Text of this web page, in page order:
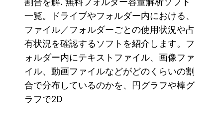
一覧。ドライブやフォルダー内における、
ファイル／フォルダーごとの使用状況や占
有状況を確認するソフトを紹介します。フ
ォルダー内にテキストファイル、画像ファ
イル、動画ファイルなどがどのくらいの割
合で分布しているのかを、円グラフや棒グ
ラフで2D